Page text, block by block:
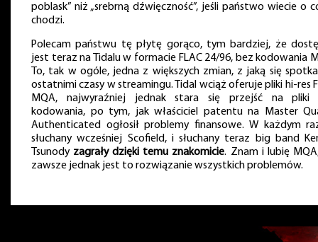
poblask” niż „srebrną dźwięczność”, jeśli państwo wiecie o
chodzi.
Polecam państwu tę płytę gorąco, tym bardziej, że
jest teraz na Tidalu w formacie FLAC 24/96, bez kodowania
To, tak w ogóle, jedna z większych zmian, z jaką się
ostatnimi czasy w streamingu. Tidal wciąż oferuje pliki hi-res
MQA, najwyraźniej jednak stara się przejść na pliki
kodowania, po tym, jak właściciel patentu na Master
Authenticated ogłosił problemy finansowe. W każdym
słuchany wcześniej Scofield, i słuchany teraz big band
Tsunody zagrały dzięki temu znakomicie. Znam i lubię
zawsze jednak jest to rozwiązanie wszystkich problemów.